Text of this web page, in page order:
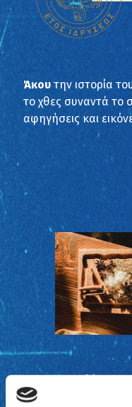
Άκουτην ιστορία
το χθες συναντά το
αφηγήσεις και
Άγγιξεβότανα